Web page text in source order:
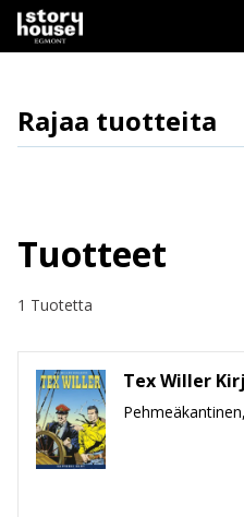
Rajaa tuotteita
Osasto
Tuotemuoto
Hinta
Tuotteet
1 Tuotetta
Tex Willer